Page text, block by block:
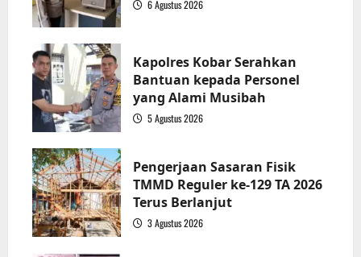
6 Agustus 2026
Kapolres Kobar Serahkan
Bantuan kepada Personel
yang Alami Musibah
5 Agustus 2026
Pengerjaan Sasaran Fisik
TMMD Reguler ke-129 TA 2026
Terus Berlanjut
3 Agustus 2026